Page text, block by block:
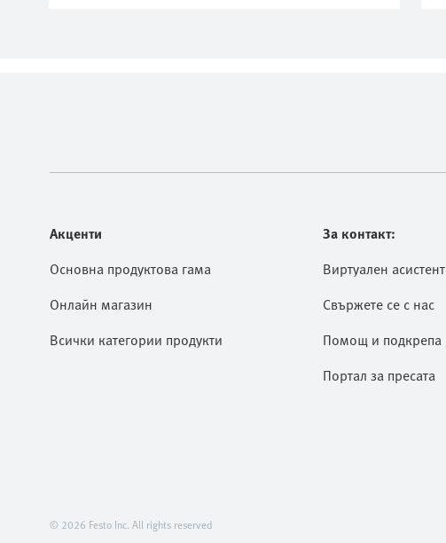
Акценти
Основна продуктова гама
Онлайн магазин
Всички категории продукти
За контакт:
Виртуален асистент
Свържете се с нас
Помощ и подкрепа
Портал за пресата
© 2026 Festo Inc. All rights reserved